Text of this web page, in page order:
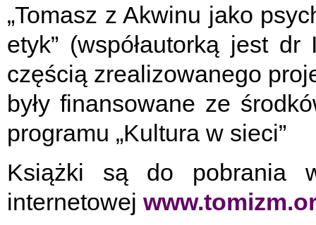
„Tomasz z Akwinu jako
etyk” (współautorką jest
częścią zrealizowanego
były finansowane ze
programu „Kultura w sieci”
Książki są do pobrania
internetowej